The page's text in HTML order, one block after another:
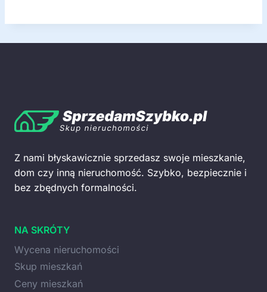
Z nami błyskawicznie sprzedasz swoje mieszkanie,
dom czy inną nieruchomość. Szybko, bezpiecznie i
bez zbędnych formalności.
NA SKRÓTY
Wycena nieruchomości
Skup mieszkań
Ceny mieszkań